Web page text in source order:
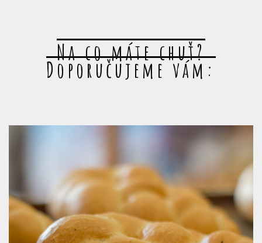
Na co máte chuť?
Doporučujeme vám: